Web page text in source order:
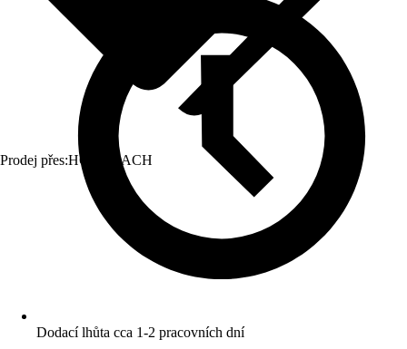
Prodej přes:HORNBACH
Dodací lhůta cca 1-2 pracovních dní